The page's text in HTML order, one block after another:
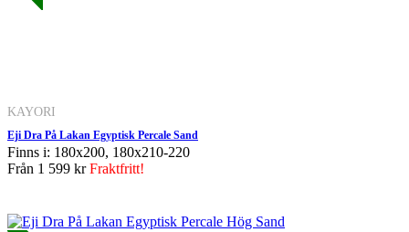
KAYORI
Eji Dra På Lakan Egyptisk Percale Sand
Finns i: 180x200, 180x210-220
Från 1 599 krFraktfritt!